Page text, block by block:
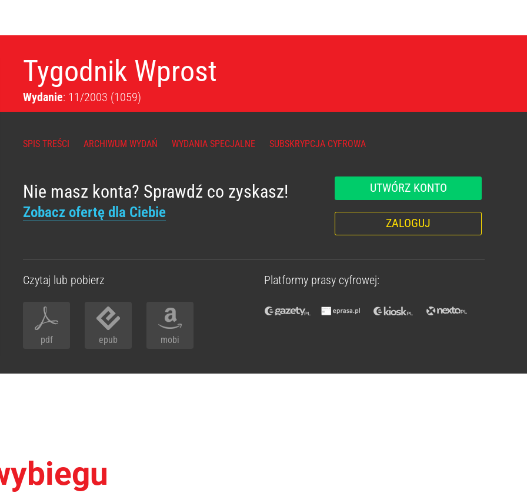
Tygodnik Wprost
Wydanie: 11/2003 (1059)
SPIS TREŚCI ARCHIWUM WYDAŃ WYDANIA SPECJALNE SUBSKRYPCJA CYFROWA
Nie masz konta? Sprawdź co zyskasz!
Zobacz ofertę dla Ciebie
UTWÓRZ KONTO
ZALOGUJ
Czytaj lub pobierz
pdf epub mobi
Platformy prasy cyfrowej: